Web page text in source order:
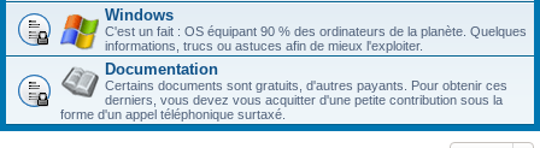
Windows
C'est un fait : OS équipant 90 % des ordinateurs de la planète. Quelques
informations, trucs ou astuces afin de mieux l'exploiter.
Documentation
Certains documents sont gratuits, d'autres payants. Pour obtenir ces
derniers, vous devez vous acquitter d'une petite contribution sous la
forme d'un appel téléphonique surtaxé.